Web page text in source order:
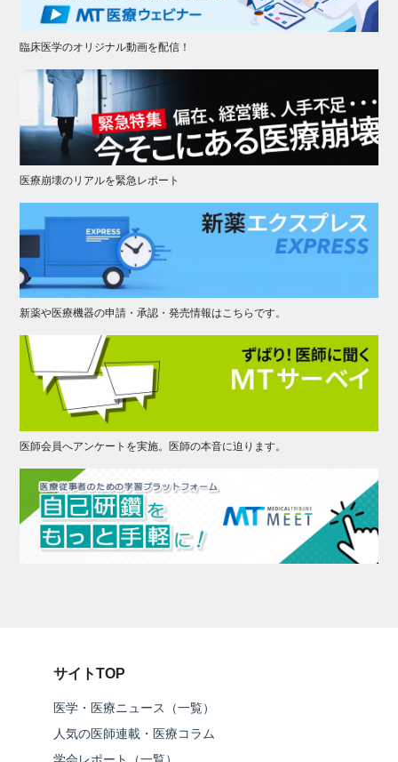
臨床医学のオリジナル動画を配信！
医療崩壊のリアルを緊急レポート
新薬や医療機器の申請・承認・発売情報はこちらです。
医師会員へアンケートを実施。医師の本音に迫ります。
サイトTOP
医学・医療ニュース（一覧）
人気の医師連載・医療コラム